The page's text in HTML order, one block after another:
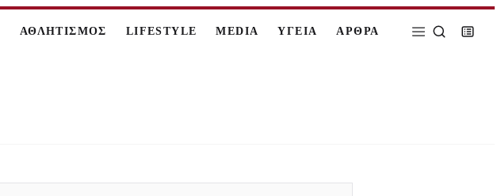
ΑΘΛΗΤΙΣΜΟΣ LIFESTYLE MEDIA ΥΓΕΙΑ ΑΡΘΡΑ